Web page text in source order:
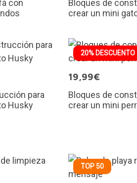
con
Bloques de
crear un mini
para
Husky
20% DESCUENTO
19,99€
Bloques de
crear un mini
TOP 50